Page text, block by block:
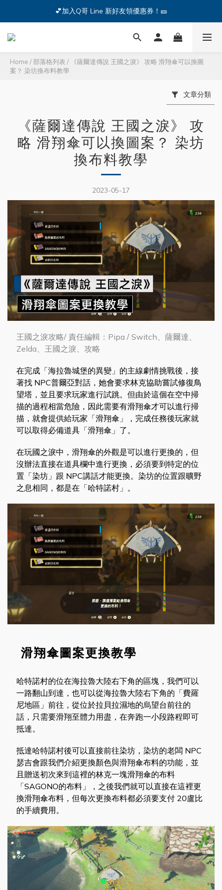
🔥iPhone 17 全系列熱銷中🔥點我購買 — !
💕加入Q哥 Line 新好友領優惠券！🎫
🔥iPhone 17 全系列熱銷中🔥點我購買 — !
Home /部落格列表 /
《薩爾達傳說 王國之淚》 攻略 滑翔傘可以換圖
案？ 染坊換布料教學
文章分類
《薩爾達傳說 王國之淚》 攻
略 滑翔傘可以換圖案？ 染坊
換布料教學
2023-05-17
王國之淚攻略/ 責任編輯：Pipa / Switch、薩爾達、
Zelda、王國之淚、攻略
在完成「海拉魯城堡的異變」的主線劇情挑戰後，接
著找 NPC普爾亞對話，她會要求林克協助嘗試修復鳥
望塔，並且要求玩家進行試跳。但由於這個在空中掃
描的過程相當危險，因此需要有滑翔傘才可以進行掃
描，就會提供給玩家「滑翔傘」，完成任務後玩家就
可以取得必備道具「滑翔傘」了。
在玩國之淚中，滑翔傘的外觀是可以進行更換的，但
沒辦法直接在道具欄中進行更換，必須要到特定的位
置「染坊」跟 NPC講話才能更換。染坊的位置跟曠野
之息相同，都是在「哈特諾村」。
滑翔傘圖案更換教學
哈特諾村的位在海拉魯大陸右下角的區塊，我們可以
一路翻山到達，也可以從海拉魯大陸右下角的「費羅
尼地區」前往，從位於拉貝拉濕地的烏望台前往的
話，只需要滑翔至體力用盡，在奔跑一小段路程即可
抵達。
抵達哈特諾村後可以直接前往染坊，染坊的老闆 NPC
瑟吉會跟我們介紹更換顏色與滑翔傘布料的功能，並
且贈送初次來到這裡的林克一塊滑翔傘的布料
「SAGONO的布料」，之後我們就可以直接在這裡更
換滑翔傘布料，但每次更換布料都必須要支付 20盧比
的手續費用。